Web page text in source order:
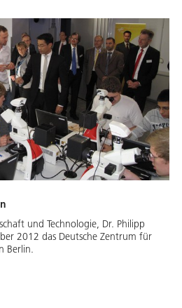
und Technologie, Dr. Philipp
2012 das Deutsche Zentrum für
Berlin.